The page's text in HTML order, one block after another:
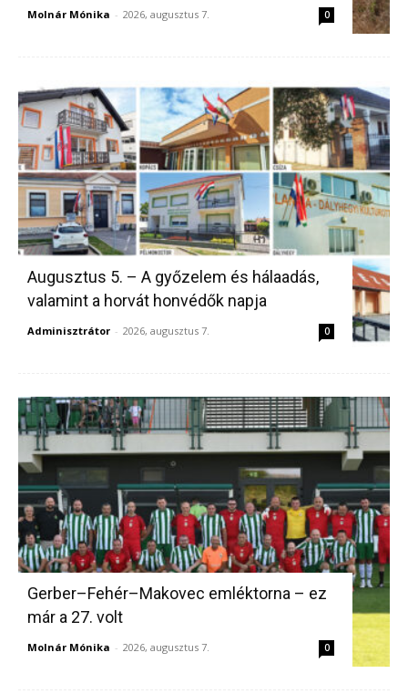
Molnár Mónika - 2026, augusztus 7. 0
Augusztus 5. – A győzelem és hálaadás,
valamint a horvát honvédők napja
Adminisztrátor - 2026, augusztus 7. 0
Gerber–Fehér–Makovec emléktorna – ez
már a 27. volt
Molnár Mónika - 2026, augusztus 7. 0